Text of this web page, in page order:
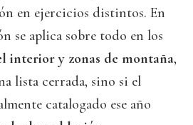
en ejercicios distintos. En
se aplica sobre todo en los
interior y zonas de montaña,
lista cerrada, sino si el
catalogado ese año